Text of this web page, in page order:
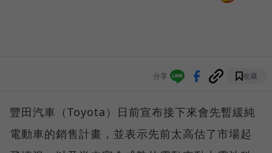
分享 收藏
豐田汽車（Toyota）日前宣布接下來會先暫緩純
電動車的銷售計畫，並表示先前太高估了市場起